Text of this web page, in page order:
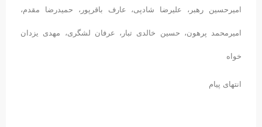
امیرحسین رهبر، علیرضا شادپی، عارف باقرپور، حمیدرضا مقدم،
امیرمحمد پرهون، حسین خالدی تبار، عرفان لشگری، مهدی یزدان
خواه
انتهای پیام